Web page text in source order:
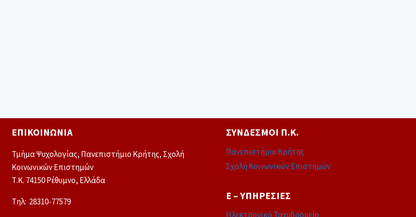
ΕΠΙΚΟΙΝΩΝΊΑ
Τμήμα Ψυχολογίας, Πανεπιστήμιο Κρήτης, Σχολή
Κοινωνικών Επιστημών
Τ.Κ. 74150 Ρέθυμνο, Ελλάδα
Tηλ: 28310-77579
ΣΎΝΔΕΣΜΟΙ Π.Κ.
Πανεπιστήμιο Κρήτης
Σχολή Κοινωνικών Επιστημών
E – ΥΠΗΡΕΣΊΕΣ